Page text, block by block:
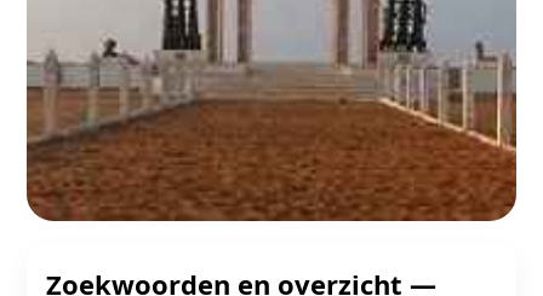
Zoekwoorden en overzicht —